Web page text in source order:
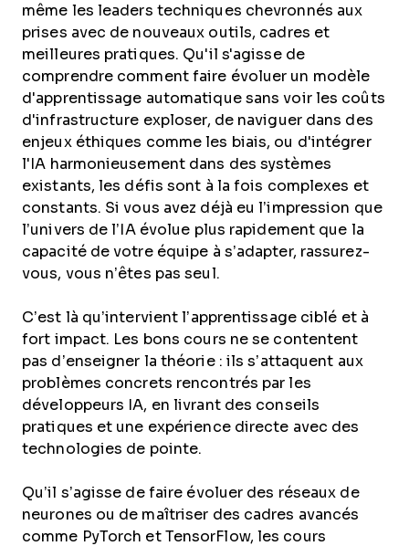
même les leaders techniques chevronnés aux
prises avec de nouveaux outils, cadres et
meilleures pratiques. Qu'il s'agisse de
comprendre comment faire évoluer un modèle
d'apprentissage automatique sans voir les coûts
d'infrastructure exploser, de naviguer dans des
enjeux éthiques comme les biais, ou d'intégrer
l'IA harmonieusement dans des systèmes
existants, les défis sont à la fois complexes et
constants. Si vous avez déjà eu l’impression que
l’univers de l’IA évolue plus rapidement que la
capacité de votre équipe à s’adapter, rassurez-
vous, vous n’êtes pas seul.
C’est là qu’intervient l’apprentissage ciblé et à
fort impact. Les bons cours ne se contentent
pas d’enseigner la théorie : ils s’attaquent aux
problèmes concrets rencontrés par les
développeurs IA, en livrant des conseils
pratiques et une expérience directe avec des
technologies de pointe.
Qu’il s’agisse de faire évoluer des réseaux de
neurones ou de maîtriser des cadres avancés
comme PyTorch et TensorFlow, les cours